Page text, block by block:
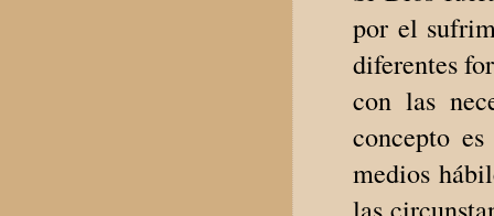
por el
diferentes
con las
concepto
medios